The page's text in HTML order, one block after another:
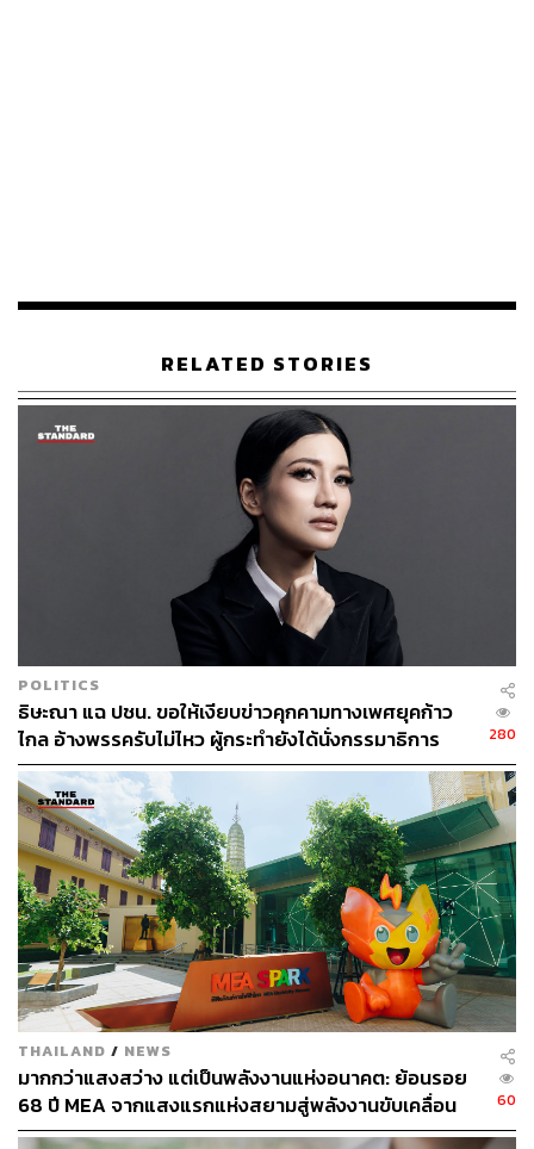
RELATED STORIES
POLITICS
ธิษะณา แฉ ปชน. ขอให้เงียบข่าวคุกคามทางเพศยุคก้าว
ไกล อ้างพรรครับไม่ไหว ผู้กระทำยังได้นั่งกรรมาธิการ
‘พนิดา’ รู้เรื่องตั้งแต่แรก
280
THAILAND / NEWS
มากกว่าแสงสว่าง แต่เป็นพลังงานแห่งอนาคต: ย้อนรอย
68 ปี MEA จากแสงแรกแห่งสยามสู่พลังงานขับเคลื่อน
เมือง ผ่าน MEA SPARK
60